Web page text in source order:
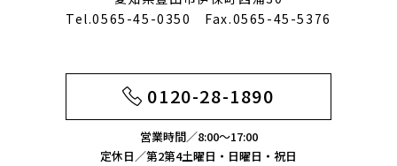
Tel.0565-45-0350 Fax.0565-45-5376
0120-28-1890
営業時間／8:00～17:00
定休日／第2第4土曜日・日曜日・祝日